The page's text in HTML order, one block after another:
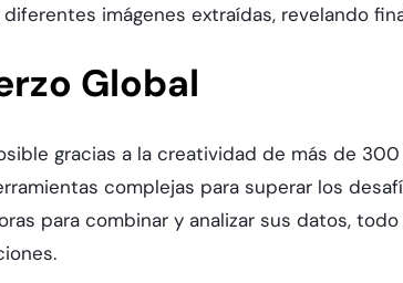
imágenes extraídas, revelando
Global
gracias a la creatividad de más de
complejas para superar los
para combinar y analizar sus datos,